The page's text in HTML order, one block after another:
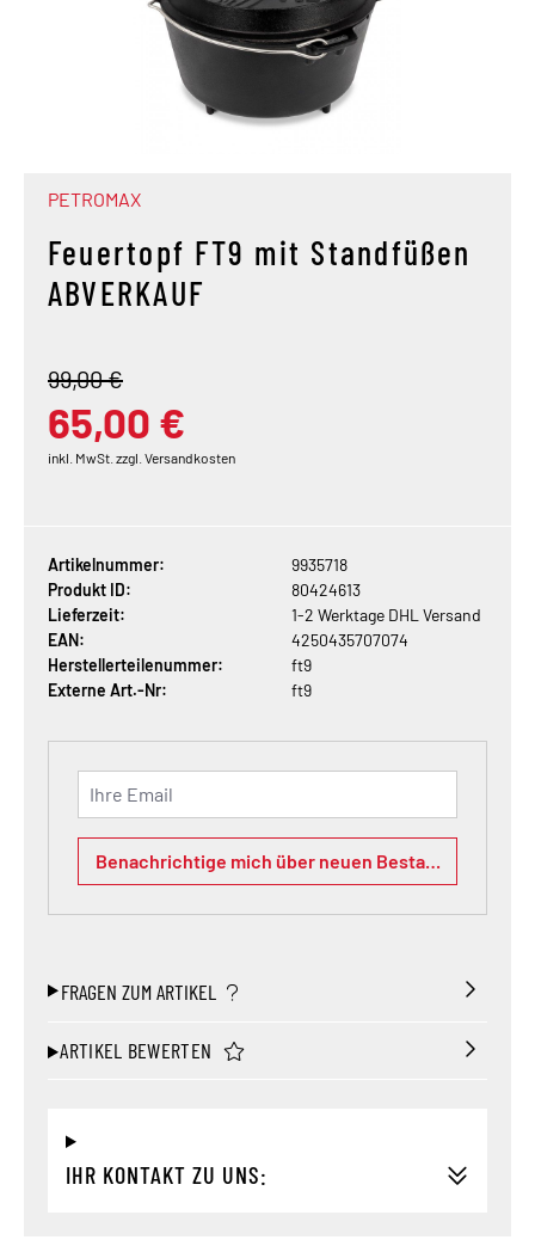
PETROMAX
Feuertopf FT9 mit Standfüßen
ABVERKAUF
65,00 €
99,00 €
inkl. MwSt. zzgl. Versandkosten
Artikelnummer:
9935718
Produkt ID:
80424613
Lieferzeit:
1-2 Werktage DHL Versand
EAN:
4250435707074
Herstellerteilenummer:
ft9
Externe Art.-Nr:
ft9
Ihre Email
Benachrichtige mich über neuen Bestand
FRAGEN ZUM ARTIKEL
ARTIKEL BEWERTEN
IHR KONTAKT ZU UNS: